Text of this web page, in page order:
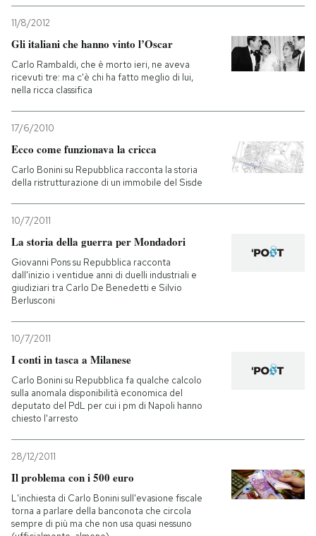
11/8/2012
Gli italiani che hanno vinto l’Oscar
Carlo Rambaldi, che è morto ieri, ne aveva
ricevuti tre: ma c'è chi ha fatto meglio di lui,
nella ricca classifica
17/6/2010
Ecco come funzionava la cricca
Carlo Bonini su Repubblica racconta la storia
della ristrutturazione di un immobile del Sisde
10/7/2011
La storia della guerra per Mondadori
Giovanni Pons su Repubblica racconta
dall'inizio i ventidue anni di duelli industriali e
giudiziari tra Carlo De Benedetti e Silvio
Berlusconi
10/7/2011
I conti in tasca a Milanese
Carlo Bonini su Repubblica fa qualche calcolo
sulla anomala disponibilità economica del
deputato del PdL per cui i pm di Napoli hanno
chiesto l'arresto
28/12/2011
Il problema con i 500 euro
L'inchiesta di Carlo Bonini sull'evasione fiscale
torna a parlare della banconota che circola
sempre di più ma che non usa quasi nessuno